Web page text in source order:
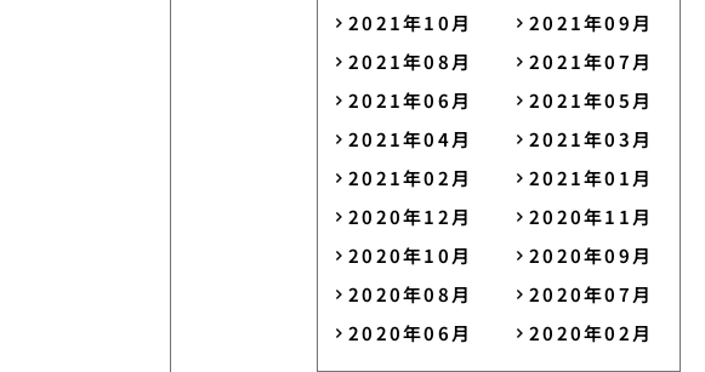
2021年10月
2021年09月
2021年08月
2021年07月
2021年06月
2021年05月
2021年04月
2021年03月
2021年02月
2021年01月
2020年12月
2020年11月
2020年10月
2020年09月
2020年08月
2020年07月
2020年06月
2020年02月